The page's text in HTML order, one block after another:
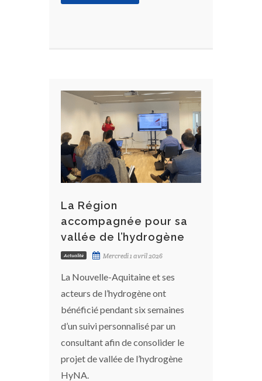
La Région
accompagnée pour sa
vallée de l’hydrogène
Actualité Mercredi 1 avril 2026
La Nouvelle-Aquitaine et ses
acteurs de l’hydrogène ont
bénéficié pendant six semaines
d’un suivi personnalisé par un
consultant afin de consolider le
projet de vallée de l’hydrogène
HyNA.